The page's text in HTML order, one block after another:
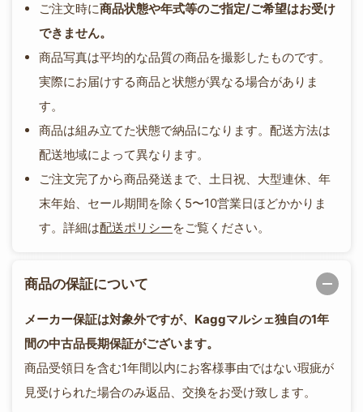
ご注文時に商品状態や年式等のご指定/ご希望はお受け
できません。
商品写真は平均的な品質の商品を撮影したものです。
実際にお届けする商品と状態が異なる場合がありま
す。
商品は組み立てた状態で納品になります。配送方法は
配送地域によって異なります。
ご注文完了から商品発送まで、土日祝、大型連休、年
末年始、セール期間を除く5〜10営業日ほどかかりま
す。詳細は配送ポリシーをご覧ください。
商品の保証について
メーカー保証は対象外ですが、Kaggマルシェ独自の1年
間の中古品長期保証がございます。
商品受領日を含む1年間以内にお客様事由ではない瑕疵が
見受けられた場合のみ返品、交換をお受け致します。